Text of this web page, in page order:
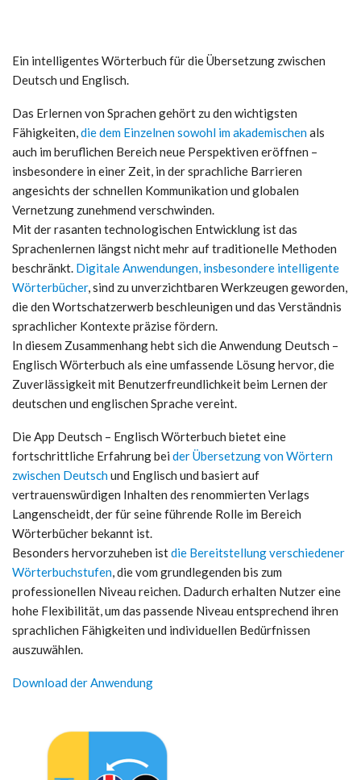
Ein intelligentes Wörterbuch für die Übersetzung zwischen
Deutsch und Englisch.
Das Erlernen von Sprachen gehört zu den wichtigsten
Fähigkeiten,die dem Einzelnen sowohl im akademischenals
auch im beruflichen Bereich neue Perspektiven eröffnen –
insbesondere in einer Zeit, in der sprachliche Barrieren
angesichts der schnellen Kommunikation und globalen
Vernetzung zunehmend verschwinden.
Mit der rasanten technologischen Entwicklung ist das
Sprachenlernen längst nicht mehr auf traditionelle Methoden
beschränkt. Digitale Anwendungen, insbesondere intelligente
Wörterbücher, sind zu unverzichtbaren Werkzeugen geworden,
die den Wortschatzerwerb beschleunigen und das Verständnis
sprachlicher Kontexte präzise fördern.
In diesem Zusammenhang hebt sich die Anwendung Deutsch –
Englisch Wörterbuch als eine umfassende Lösung hervor, die
Zuverlässigkeit mit Benutzerfreundlichkeit beim Lernen der
deutschen und englischen Sprache vereint.
Die App Deutsch – Englisch Wörterbuch bietet eine
fortschrittliche Erfahrung bei der Übersetzung von Wörtern
zwischen Deutschund Englisch und basiert auf
vertrauenswürdigen Inhalten des renommierten Verlags
Langenscheidt, der für seine führende Rolle im Bereich
Wörterbücher bekannt ist.
Besonders hervorzuheben istdie Bereitstellung verschiedener
Wörterbuchstufen, die vom grundlegenden bis zum
professionellen Niveau reichen. Dadurch erhalten Nutzer eine
hohe Flexibilität, um das passende Niveau entsprechend ihren
sprachlichen Fähigkeiten und individuellen Bedürfnissen
auszuwählen.
Download der Anwendung